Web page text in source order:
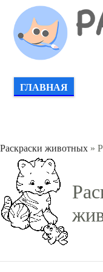
ГЛАВНАЯ
Раскраски животных »